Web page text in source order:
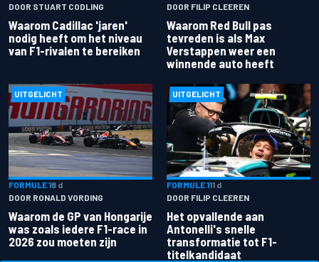
DOOR STUART CODLING
Waarom Cadillac 'jaren'
nodig heeft om het niveau
van F1-rivalen te bereiken
DOOR FILIP CLEEREN
Waarom Red Bull pas
tevreden is als Max
Verstappen weer een
winnende auto heeft
UITGELICHT
FORMULE 18 d
DOOR RONALD VORDING
Waarom de GP van Hongarije
was zoals iedere F1-race in
2026 zou moeten zijn
UITGELICHT
FORMULE 111 d
DOOR FILIP CLEEREN
Het opvallende aan
Antonelli's snelle
transformatie tot F1-
titelkandidaat